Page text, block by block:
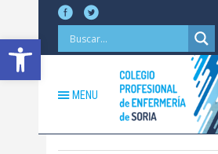
Abrir barra de herramientas
MENU